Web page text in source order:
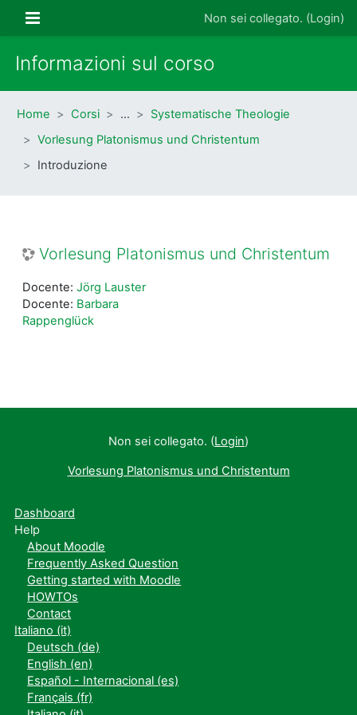
Pannello laterale Non sei collegato. (Login)
Informazioni sul corso
Home Corsi …
Systematische Theologie
Vorlesung Platonismus und Christentum
Introduzione
Vorlesung Platonismus und Christentum
Docente: Jörg Lauster
Docente: Barbara
Rappenglück
Non sei collegato. (Login)
Vorlesung Platonismus und Christentum
Dashboard
Help
About Moodle
Frequently Asked Question
Getting started with Moodle
HOWTOs
Contact
Italiano ‎(it)‎
Deutsch ‎(de)‎
English ‎(en)‎
Español - Internacional ‎(es)‎
Français ‎(fr)‎